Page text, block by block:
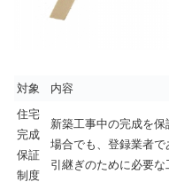
対象
内容
住宅
完成
保証
制度
新築工事中の完成を
場合でも、登録業者
引継ぎのために必要